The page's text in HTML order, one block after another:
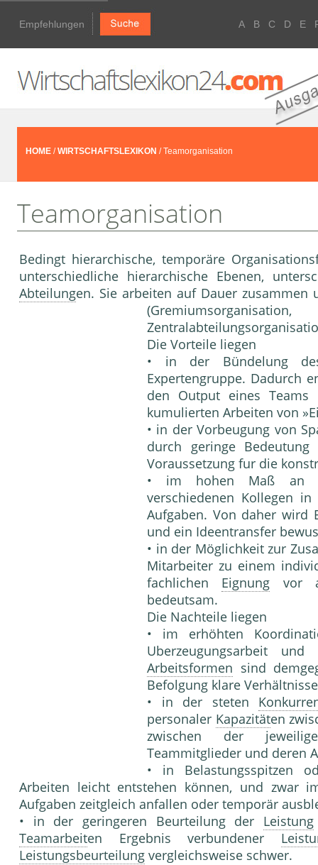
Empfehlungen A B C D E
HOME /WIRTSCHAFTSLEXIKON / Teamorganisation
Teamorganisation
Bedingt hierarchische, temporäre
unterschiedliche hierarchische Ebenen,
Abteilungen. Sie arbeiten auf Dauer
Die Vorteile liegen
• in der Bündelung
Expertengruppe. Dadurch
den Output eines Teams
kumulierten Arbeiten von
• in der Vorbeugung von
durch geringe
Voraussetzung fur die
• im hohen Maß an
verschiedenen Kollegen
Aufgaben. Von daher wird
und ein Ideentransfer
• in der Möglichkeit zur
Mitarbeiter zu einem
fachlichen Eignung vor
bedeutsam.
Die Nachteile liegen
• im erhöhten
Uberzeugungsarbeit
Arbeitsformen sind
Befolgung klare
• in der steten
personaler Kapazitäten
zwischen der
Teammitglieder und deren
• in Belastungsspitzen
Arbeiten leicht entstehen können, und zwar
Aufgaben zeitgleich anfallen oder temporär
• in der geringeren Beurteilung der Leistung
Teamarbeiten Ergebnis verbundener
Leistungsbeurteilung vergleichsweise schwer.